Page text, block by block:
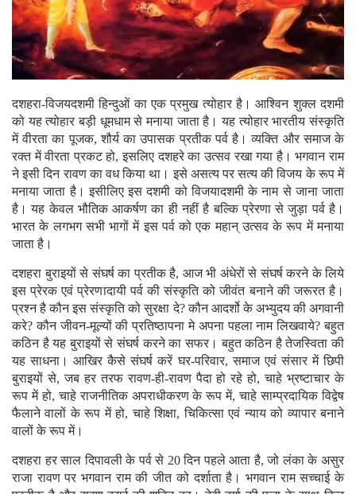
दशहरा-विजयदशमी हिन्दुओं का एक प्रमुख त्योहार है। आश्विन शुक्ल दशमी
को यह त्योहार बड़ी धूमधाम से मनाया जाता है। यह त्योहार भारतीय संस्कृति
में वीरता का पूजक, शौर्य का उपासक प्रतीक पर्व है। व्यक्ति और समाज के
रक्त में वीरता प्रकट हो, इसलिए दशहरे का उत्सव रखा गया है। भगवान राम
ने इसी दिन रावण का वध किया था। इसे असत्य पर सत्य की विजय के रूप में
मनाया जाता है। इसीलिए इस दशमी को विजयादशमी के नाम से जाना जाता
है। यह केवल भौतिक आकर्षण का ही नहीं है बल्कि प्रेरणा से जुड़ा पर्व है।
भारत के लगभग सभी भागों में इस पर्व को एक महान् उत्सव के रूप में मनाया
जाता है।
दशहरा बुराइयों से संघर्ष का प्रतीक है, आज भी अंधेरों से संघर्ष करने के लिये
इस प्रेरक एवं प्रेरणादायी पर्व की संस्कृति को जीवंत बनाने की जरूरत है।
प्रश्न है कौन इस संस्कृति को सुरक्षा दे? कौन आदर्शो के अभ्युदय की अगवानी
करे? कौन जीवन-मूल्यों की प्रतिष्ठापना मे अपना पहला नाम लिखवाये? बहुत
कठिन है यह बुराइयों से संघर्ष करने का सफर। बहुत कठिन है तेजस्विता की
यह साधना। आखिर कैसे संघर्ष करें घर-परिवार, समाज एवं संसार में छिपी
बुराइयों से, जब हर तरफ रावण-ही-रावण पैदा हो रहे हो, चाहे भ्रष्टाचार के
रूप में हो, चाहे राजनीतिक अपराधीकरण के रूप में, चाहे साम्प्रदायिक विद्वेष
फैलाने वालों के रूप में हो, चाहे शिक्षा, चिकित्सा एवं न्याय को व्यापार बनाने
वालों के रूप में।
दशहरा हर साल दिपावली के पर्व से 20 दिन पहले आता है, जो लंका के असुर
राजा रावण पर भगवान राम की जीत को दर्शाता है। भगवान राम सच्चाई के